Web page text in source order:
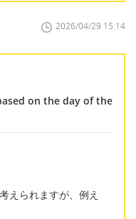
2026/04/29 15:14
on the day of the
えられますが、例え